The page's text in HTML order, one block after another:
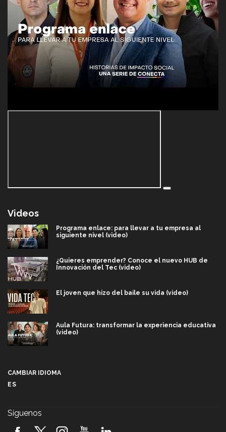
Videos
Programa enlace: para llevar a tu empresa al
siguiente nivel (video)
¿Quieres emprender? Conoce el nuevo HUB de
Innovación del Tec (video)
El joven que hizo del baile su vida (video)
Aula Futura: transformar la experiencia educativa
(video)
2026! (video)
CAMBIAR IDIOMA
ES
Síguenos